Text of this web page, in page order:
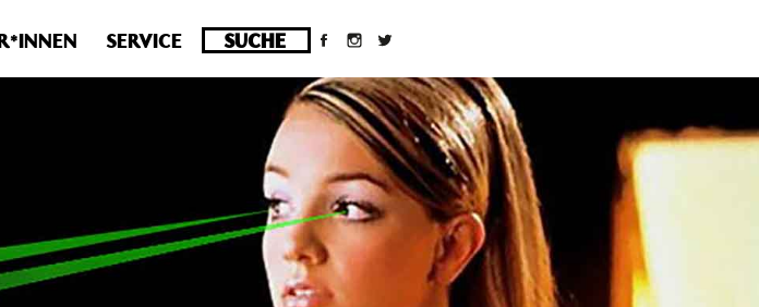
get_permalink(). in /homepages/10/d43051023/htdocs/wordpress/wp-
SERVICE